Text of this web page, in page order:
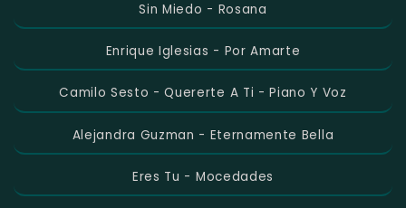
Sin Miedo - Rosana
Enrique Iglesias - Por Amarte
Camilo Sesto - Quererte A Ti - Piano Y Voz
Alejandra Guzman - Eternamente Bella
Eres Tu - Mocedades